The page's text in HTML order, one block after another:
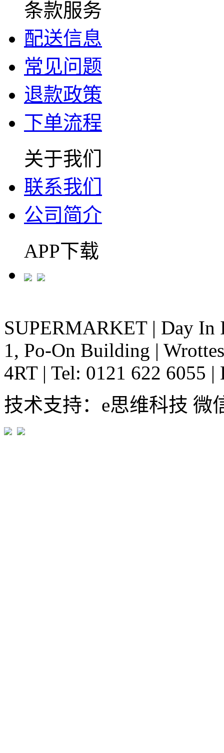
条款服务
配送信息
常见问题
退款政策
下单流程
关于我们
联系我们
公司简介
APP下载
SUPERMARKET | Day In
1, Po-On Building |
4RT | Tel: 0121 622 6055 |
技术支持：e思维科技 微